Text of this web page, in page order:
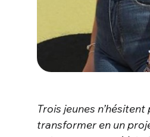
Trois jeunes
transformer en un